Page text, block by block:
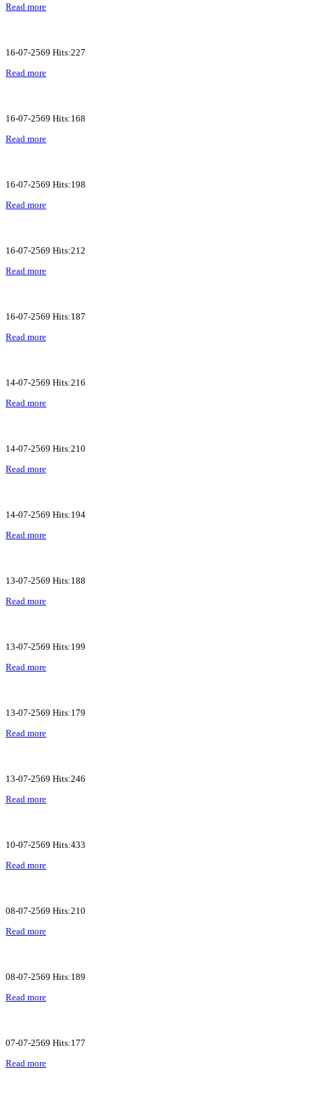
Read more
16-07-2569 Hits:227
Read more
16-07-2569 Hits:168
Read more
16-07-2569 Hits:198
Read more
16-07-2569 Hits:212
Read more
16-07-2569 Hits:187
Read more
14-07-2569 Hits:216
Read more
14-07-2569 Hits:210
Read more
14-07-2569 Hits:194
Read more
13-07-2569 Hits:188
Read more
13-07-2569 Hits:199
Read more
13-07-2569 Hits:179
Read more
13-07-2569 Hits:246
Read more
10-07-2569 Hits:433
Read more
08-07-2569 Hits:210
Read more
08-07-2569 Hits:189
Read more
07-07-2569 Hits:177
Read more